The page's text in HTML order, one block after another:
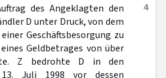
4
des Angeklagten den
D unter Druck, von dem
Geschäftsbesorgung zu
Geldbetrages von über
Z bedrohte D in den
13. Juli 1998 vor dessen